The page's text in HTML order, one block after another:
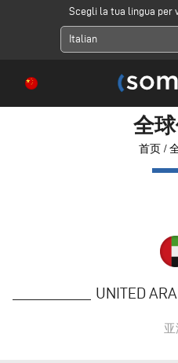
Scegli la tua lingua per
Italian
全
首页 /
UNITED
亚